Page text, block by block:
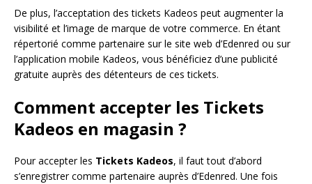
De plus, l’acceptation des tickets Kadeos peut augmenter la
visibilité et l’image de marque de votre commerce. En étant
répertorié comme partenaire sur le site web d’Edenred ou sur
l’application mobile Kadeos, vous bénéficiez d’une publicité
gratuite auprès des détenteurs de ces tickets.
Comment accepter les Tickets
Kadeos en magasin ?
Pour accepter les Tickets Kadeos, il faut tout d’abord
s’enregistrer comme partenaire auprès d’Edenred. Une fois